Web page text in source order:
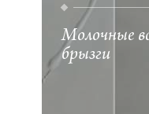
Молочные
брызги